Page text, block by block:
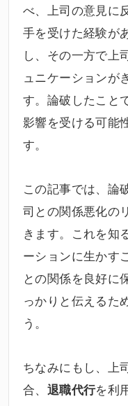
べ、上司の意見に
手を受けた経験が
し、その一方で上
ュニケーションが
す。論破したこと
影響を受ける可能
す。
この記事では、論
司との関係悪化の
きます。これを知
ーションに生かす
との関係を良好に
っかりと伝えるた
う。
ちなみにもし、上
合、 退職代行を利